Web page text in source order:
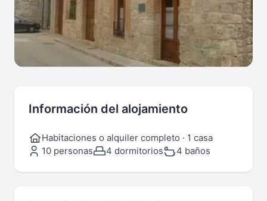
Información del alojamiento
Habitaciones o alquiler completo · 1 casa
10 personas
4 dormitorios 4 baños